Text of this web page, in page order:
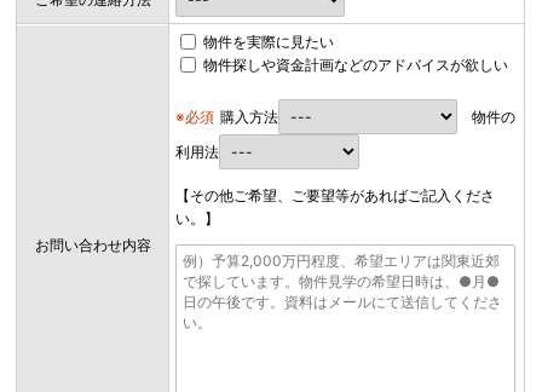
お問い合わせ内容
物件を実際に見たい
物件探しや資金計画などのアドバイスが欲しい
※必須 購入方法
物件の
利用法
【その他ご希望、ご要望等があればご記入くださ
い。】